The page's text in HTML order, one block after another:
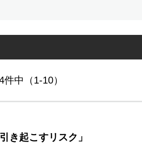
中（1-10）
き起こすリスク」